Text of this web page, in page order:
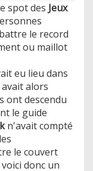
spot des Jeux
le record
ou maillot
eu lieu dans
alors
ont descendu
le guide
n'avait compté
le couvert
donc un